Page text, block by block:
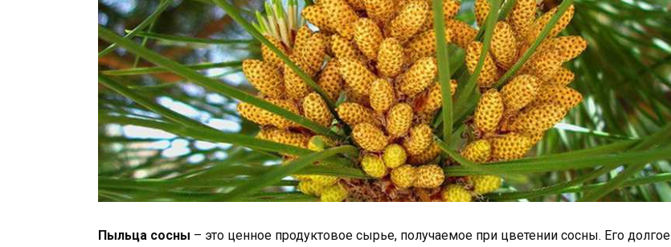
Пыльца сосны – это ценное продуктовое сырье, получаемое при цветении сосны. Его долгое